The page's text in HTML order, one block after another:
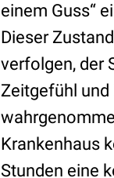
einem Guss“
Dieser
verfolgen, der
Zeitgefühl
Krankenhaus
Stunden eine